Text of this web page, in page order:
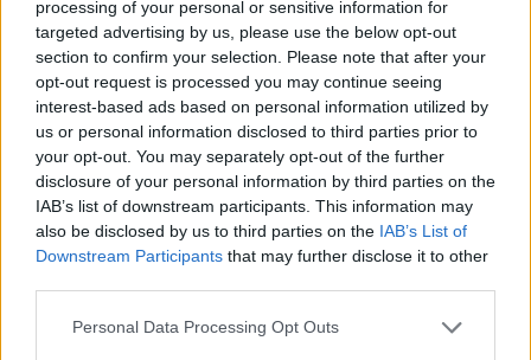
processing of your personal or sensitive information for
targeted advertising by us, please use the below opt-out
section to confirm your selection. Please note that after your
opt-out request is processed you may continue seeing
interest-based ads based on personal information utilized by
us or personal information disclosed to third parties prior to
your opt-out. You may separately opt-out of the further
disclosure of your personal information by third parties on the
IAB’s list of downstream participants. This information may
also be disclosed by us to third parties on the IAB’s List of
Downstream Participants that may further disclose it to other
Personal Data Processing Opt Outs
Panik në Torino, automjeti
godet disa persona pranë
një lokali, dy të lënduar në
gjendje të rëndë
Protestuesit marshojnë
drejt Kryeministrisë: “Edi
Rama o tradhtar!”,
kërkohet dorëheqja e tij